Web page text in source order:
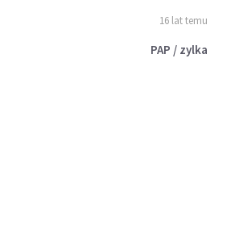
16 lat temu
PAP / zylka